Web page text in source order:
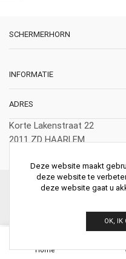
SCHERMERHORN
INFORMATIE
ADRES
Korte Lakenstraat 22
2011 ZD HAARLEM
© 2026 Schermerhorn
Home
Deze website maakt
deze website te
deze website gaat u
OK, IK